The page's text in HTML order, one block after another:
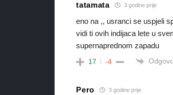
tatamata 3 godine prije
eno na ,, usranci se uspjeli
vidi ti ovih indijaca lete u
supernaprednom zapadu
17 -4
Pero 3 godine prije